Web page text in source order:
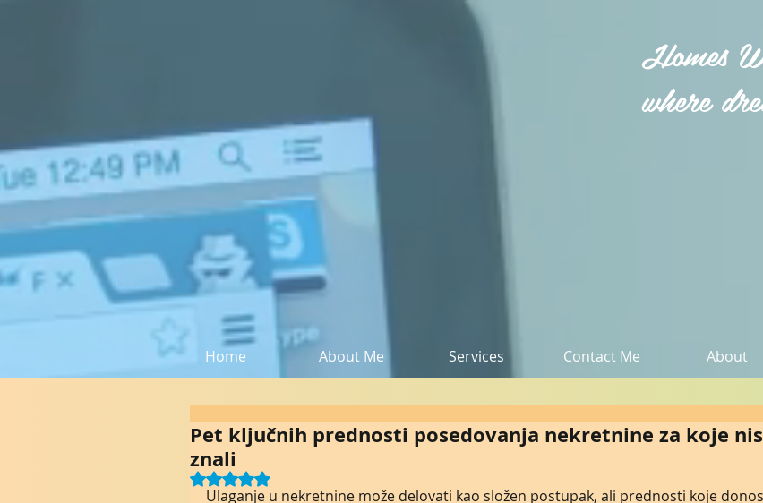
Homes
where
Home About Me Services Contact Me About
Pet ključnih prednosti posedovanja nekretnine za koje
znali
Rated NaN out of 5 stars.
Ulaganje u nekretnine može delovati kao složen postupak, ali prednosti koje